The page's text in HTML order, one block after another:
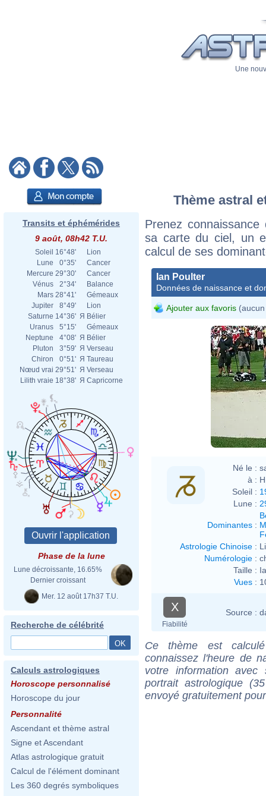
Une
Transits et éphémérides
9 août, 08h42 T.U.
Soleil 16°48'
Lion
Lune
0°35'
Cancer
Mercure 29°30'
Cancer
Vénus
2°34'
Balance
Mars 28°41'
Gémeaux
Jupiter
8°49'
Lion
Saturne 14°36' Я Bélier
Uranus
5°15'
Gémeaux
Neptune
4°08' Я Bélier
Pluton
3°59' Я Verseau
Chiron
0°51' Я Taureau
Nœud vrai 29°51' Я Verseau
Lilith vraie 18°38' Я Capricorne
Phase de la lune
Lune décroissante, 16.65%
Dernier croissant
Mer. 12 août 17h37 T.U.
Recherche de célébrité
Calculs astrologiques
Horoscope personnalisé
Horoscope du jour
Personnalité
Ascendant et thème astral
Signe et Ascendant
Atlas astrologique gratuit
Calcul de l'élément dominant
Les 360 degrés symboliques
Thème astral
Prenez
sa carte du ciel, un
calcul de ses
Ian Poulter
Données de naissance et
Ajouter aux favoris
Né le :
à :
Soleil :
Lune :
Dominantes :
Astrologie Chinoise :
Numérologie :
Taille :
Vues :
X
Fiabilité
Source :
Ce thème est
connaissez l'heure de
votre information
portrait astrologique
envoyé gratuitement